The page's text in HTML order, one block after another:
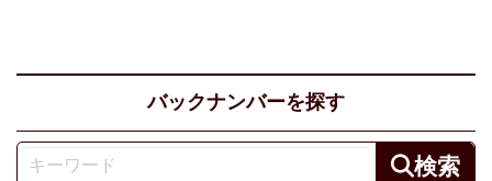
バックナンバーを探す